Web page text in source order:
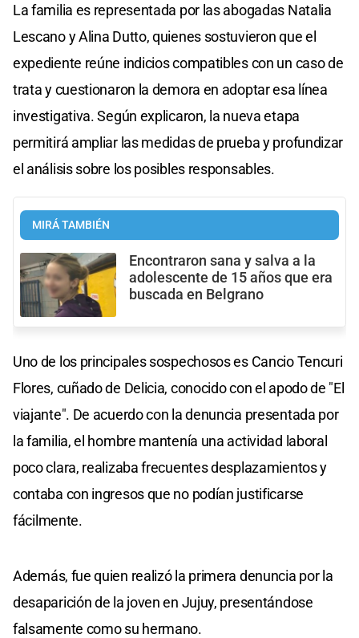
La familia es representada por las abogadas Natalia
Lescano y Alina Dutto, quienes sostuvieron que el
expediente reúne indicios compatibles con un caso de
trata y cuestionaron la demora en adoptar esa línea
investigativa. Según explicaron, la nueva etapa
permitirá ampliar las medidas de prueba y profundizar
el análisis sobre los posibles responsables.
MIRÁ TAMBIÉN
Encontraron sana y salva a la
adolescente de 15 años que era
buscada en Belgrano
Uno de los principales sospechosos es Cancio Tencuri
Flores, cuñado de Delicia, conocido con el apodo de "El
viajante". De acuerdo con la denuncia presentada por
la familia, el hombre mantenía una actividad laboral
poco clara, realizaba frecuentes desplazamientos y
contaba con ingresos que no podían justificarse
fácilmente.
Además, fue quien realizó la primera denuncia por la
desaparición de la joven en Jujuy, presentándose
falsamente como su hermano.